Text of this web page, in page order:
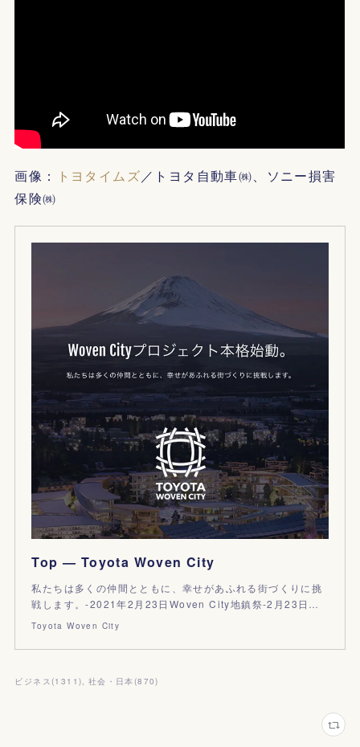
画像： トヨタイムズ／トヨタ自動車㈱、ソニー損害
保険㈱
Top — Toyota Woven City
私たちは多くの仲間とともに、幸せがあふれる街づくりに挑
戦します。-2021年2月23日Woven City地鎮祭-2月23日…
Toyota Woven City
ビジネス (1311 ) 社会・日本 (870)